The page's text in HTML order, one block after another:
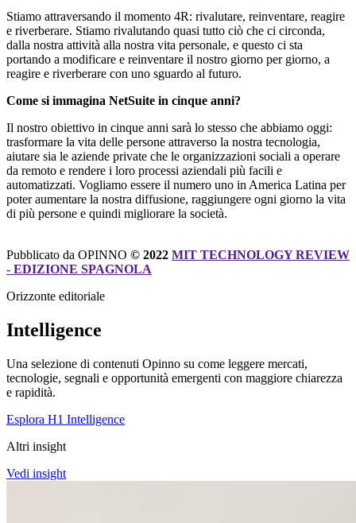
Stiamo attraversando il momento 4R: rivalutare, reinventare, reagire
e riverberare. Stiamo rivalutando quasi tutto ciò che ci circonda,
dalla nostra attività alla nostra vita personale, e questo ci sta
portando a modificare e reinventare il nostro giorno per giorno, a
reagire e riverberare con uno sguardo al futuro.
Come si immagina NetSuite in cinque anni?
Il nostro obiettivo in cinque anni sarà lo stesso che abbiamo oggi:
trasformare la vita delle persone attraverso la nostra tecnologia,
aiutare sia le aziende private che le organizzazioni sociali a operare
da remoto e rendere i loro processi aziendali più facili e
automatizzati. Vogliamo essere il numero uno in America Latina per
poter aumentare la nostra diffusione, raggiungere ogni giorno la vita
di più persone e quindi migliorare la società.
Pubblicato da OPINNO © 2022 MIT TECHNOLOGY REVIEW
- EDIZIONE SPAGNOLA
Orizzonte editoriale
Intelligence
Una selezione di contenuti Opinno su come leggere mercati,
tecnologie, segnali e opportunità emergenti con maggiore chiarezza
e rapidità.
Esplora H1 Intelligence
Altri insight
Vedi insight